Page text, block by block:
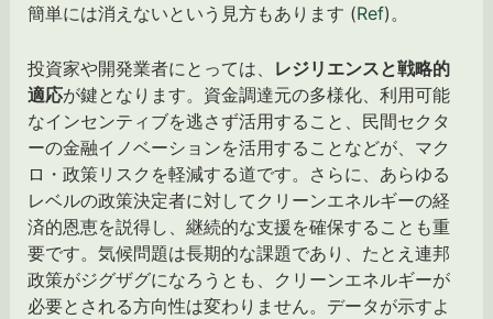
簡単には消えないという見方もあります (Ref)。
投資家や開発業者にとっては、
レジリエンスと戦略的
適応が鍵となります。資金調達元の多様化、利用可能
なインセンティブを逃さず活用すること、民間セクタ
ーの金融イノベーションを活用することなどが、マク
ロ・政策リスクを軽減する道です。さらに、あらゆる
レベルの政策決定者に対してクリーンエネルギーの経
済的恩恵を説得し、継続的な支援を確保することも重
要です。気候問題は長期的な課題であり、たとえ連邦
政策がジグザグになろうとも、クリーンエネルギーが
必要とされる方向性は変わりません。データが示すよ